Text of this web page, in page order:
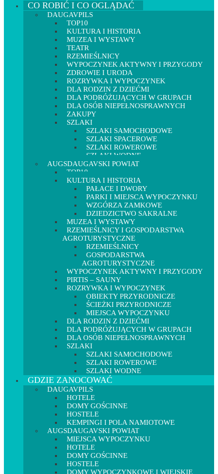
CO ROBIĆ I CO OGLĄDAĆ
DAUGAVPILS
TOP10
KULTURA I HISTORIA
MUZEA I WYSTAWY
TEATR
RZEMIEŚLNICY
WYPOCZYNEK AKTYWNY I PRZYGODY
ZDROWIE I URODA
ROZRYWKA I WYPOCZYNEK
DLA RODZIN Z DZIEĆMI
DLA PODRÓŻUJĄCYCH W GRUPACH
DLA OSÓB NIEPEŁNOSPRAWNYCH
ZAKUPY
SZLAKI
SZLAKI SAMOCHODOWE
SZLAKI SPACEROWE
SZLAKI ROWEROWE
SZLAKI WODNE
AUGSDAUGAVSKI POWIAT
TOP10
KULTURA I HISTORIA
PAŁACE I DWORY
PARKI I MIEJSCA WYPOCZYNKU
WZGÓRZA ZAMKOWE
DZIEDZICTWO SAKRALNE
MUZEA I WYSTAWY
RZEMIEŚLNICY I GOSPODARSTWA
AGROTURYSTYCZNE
RZEMIEŚLNICY
GOSPODARSTWA
AGROTURYSTYCZNE
WYPOCZYNEK AKTYWNY I PRZYGODY
PIRTIS – SAUNY
ROZRYWKA I WYPOCZYNEK
OBIEKTY PRZYRODNICZE
ŚCIEŻKI PRZYRODNICZE
MIEJSCA WYPOCZYNKU
DLA RODZIN Z DZIEĆMI
DLA PODRÓŻUJĄCYCH W GRUPACH
DLA OSÓB NIEPEŁNOSPRAWNYCH
SZLAKI
SZLAKI SAMOCHODOWE
SZLAKI ROWEROWE
SZLAKI WODNE
GDZIE ZANOCOWAĆ
DAUGAVPILS
HOTELE
DOMY GOŚCINNE
HOSTELE
KEMPINGI I POLA NAMIOTOWE
AUGSDAUGAVSKI POWIAT
MIEJSCA WYPOCZYNKU
HOTELE
DOMY GOŚCINNE
HOSTELE
DOMY WYPOCZYNKOWE I WIEJSKIE